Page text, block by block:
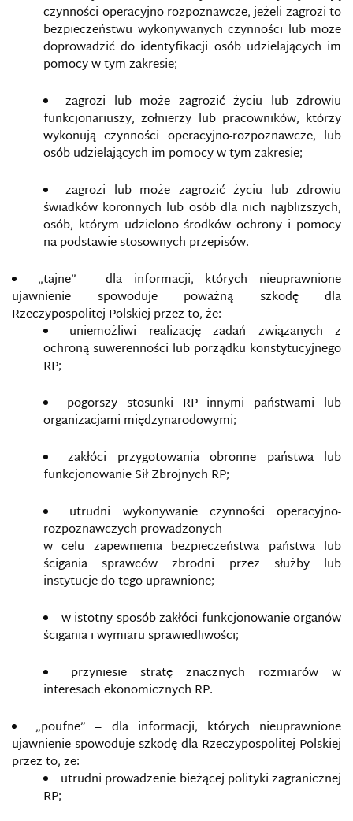
czynności operacyjno-rozpoznawcze, jeżeli zagrozi to
bezpieczeństwu wykonywanych czynności lub może
doprowadzić do identyfikacji osób udzielających im
pomocy w tym zakresie;
zagrozi lub może zagrozić życiu lub zdrowiu
funkcjonariuszy, żołnierzy lub pracowników, którzy
wykonują czynności operacyjno-rozpoznawcze, lub
osób udzielających im pomocy w tym zakresie;
zagrozi lub może zagrozić życiu lub zdrowiu
świadków koronnych lub osób dla nich najbliższych,
osób, którym udzielono środków ochrony i pomocy
na podstawie stosownych przepisów.
„tajne” – dla informacji, których nieuprawnione
ujawnienie spowoduje poważną szkodę dla
Rzeczypospolitej Polskiej przez to, że:
uniemożliwi realizację zadań związanych z
ochroną suwerenności lub porządku konstytucyjnego
RP;
pogorszy stosunki RP innymi państwami lub
organizacjami międzynarodowymi;
zakłóci przygotowania obronne państwa lub
funkcjonowanie Sił Zbrojnych RP;
utrudni wykonywanie czynności operacyjno-
rozpoznawczych prowadzonych
w celu zapewnienia bezpieczeństwa państwa lub
ścigania sprawców zbrodni przez służby lub
instytucje do tego uprawnione;
w istotny sposób zakłóci funkcjonowanie organów
ścigania i wymiaru sprawiedliwości;
przyniesie stratę znacznych rozmiarów w
interesach ekonomicznych RP.
„poufne” – dla informacji, których nieuprawnione
ujawnienie spowoduje szkodę dla Rzeczypospolitej Polskiej
przez to, że:
utrudni prowadzenie bieżącej polityki zagranicznej
RP;